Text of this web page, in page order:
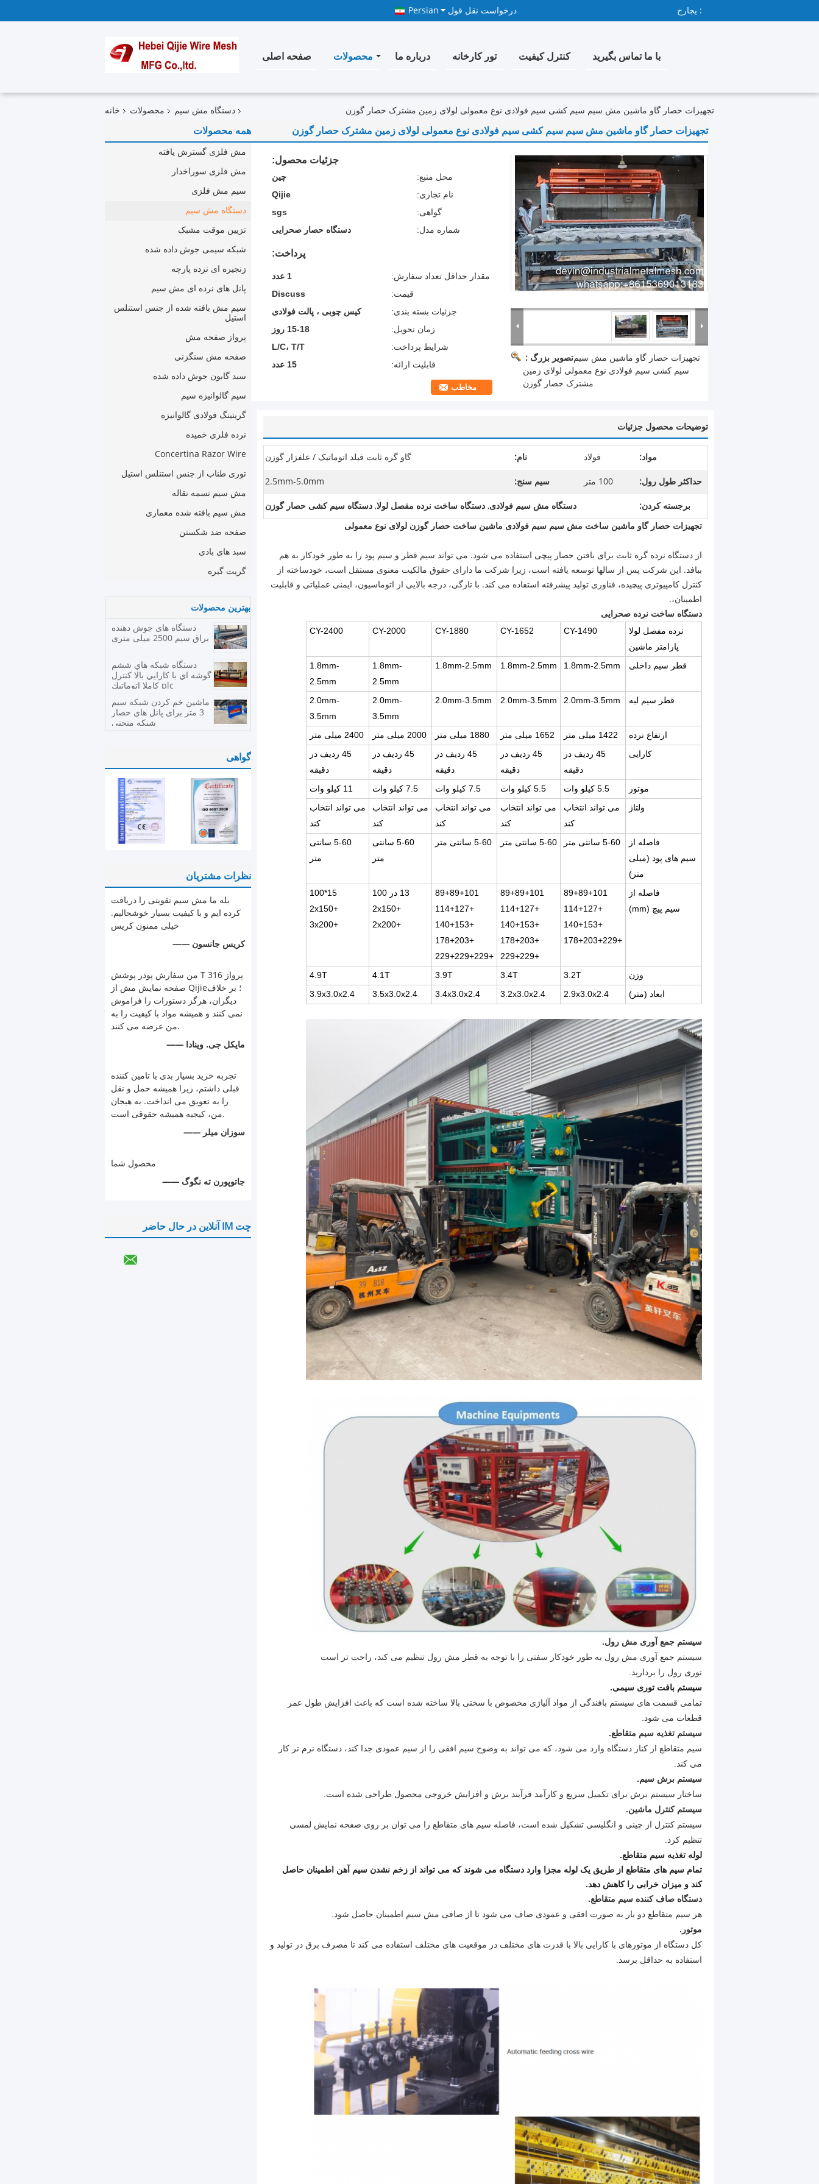
حراجی : درخواست نقل قول Persian
صفحه اصلی محصولات درباره ما تور کارخانه کنترل کیفیت با ما تماس بگیرید
خانه محصولات دستگاه مش سیم تجهیزات حصار گاو ماشین مش سیم سیم کشی سیم فولادی نوع معمولی لولای زمین مشترک حصار گوزن
همه محصولات
مش فلزی گسترش یافته
مش فلزی سوراخدار
سیم مش فلزی
دستگاه مش سیم
تزیین موقت مشبک
شبکه سیمی جوش داده شده
زنجیره ای نرده پارچه
پانل های نرده ای مش سیم
سیم مش بافته شده از جنس استنلس
استیل
پرواز صفحه مش
صفحه مش سنگزنی
سبد گابون جوش داده شده
سیم گالوانیزه سیم
گریتینگ فولادی گالوانیزه
نرده فلزی خمیده
Concertina Razor Wire
توری طناب از جنس استنلس استیل
مش سیم تسمه نقاله
مش سیم بافته شده معماری
صفحه ضد شکستن
سبد های بادی
گریت گیره
بهترین محصولات
دستگاه های جوش دهنده
براق سیم 2500 میلی متری
دستگاه شبكه هاي ششم
گوشه اي با کارايي بالا کنترل
plc کاملا اتوماتيك
ماشین خم کردن شبكه سیم
3 متر برای پانل های حصار
شبكه منحنی
گواهی
نظرات مشتریان
بله ما مش سیم تقویتی را دریافت
کرده ایم و با کیفیت بسیار خوشحالیم.
خیلی ممنون کریس
—— کریس جانسون
من سفارش پودر پوشش T 316 پرواز
صفحه نمایش مش از Qijie؛ بر خلاف
دیگران، هرگز دستورات را فراموش
نمی کنند و همیشه مواد با کیفیت را به
من عرضه می کنند.
—— مایکل جی. وینادا
تجربه خرید بسیار بدی با تامین کننده
قبلی داشتم، زیرا همیشه حمل و نقل
را به تعویق می انداخت. به هیجان
من، کیجیه همیشه حقوقی است.
—— سوزان میلر
محصول شما
—— جاتوپورن ته نگوگ
چت IM آنلاین در حال حاضر
تجهیزات حصار گاو ماشین مش سیم سیم کشی سیم فولادی نوع معمولی لولای زمین مشترک حصار گوزن
تصویر بزرگ :تجهیزات حصار گاو ماشین مش سیم
سیم کشی سیم فولادی نوع معمولی لولای زمین
مشترک حصار گوزن
جزئیات محصول:
محل منبع:
چین
نام تجاری:
Qijie
گواهی:
sgs
شماره مدل:
دستگاه حصار صحرایی
پرداخت:
مقدار حداقل تعداد سفارش:
1 عدد
قیمت:
Discuss
جزئیات بسته بندی:
کیس چوبی ، پالت فولادی
زمان تحویل:
15-18 روز
شرایط پرداخت:
L/C، T/T
قابلیت ارائه:
15 عدد
مخاطب
توضیحات محصول جزئیات
مواد: فولاد نام: گاو گره ثابت فیلد اتوماتیک / علفزار گوزن
حداکثر طول رول: 100 متر سیم سنج: 2.5mm-5.0mm
برجسته کردن: دستگاه مش سیم فولادی, دستگاه ساخت نرده مفصل لولا, دستگاه سیم کشی حصار گوزن
تجهیزات حصار گاو ماشین ساخت مش سیم سیم فولادی ماشین ساخت حصار گوزن لولای نوع معمولی
از دستگاه نرده گره ثابت برای بافتن حصار پیچی استفاده می شود. می تواند سیم قطر و سیم پود را به طور خودکار به هم
ببافد. این شرکت پس از سالها توسعه یافته است، زیرا شرکت ما دارای حقوق مالکیت معنوی مستقل است، خودساخته از
کنترل کامپیوتری پیچیده، فناوری تولید پیشرفته استفاده می کند. با تازگی، درجه بالایی از اتوماسیون، ایمنی عملیاتی و قابلیت
اطمینان،.
دستگاه ساخت نرده صحرایی
نرده مفصل لولا
پارامتر ماشین
CY-1490
CY-1652
CY-1880
CY-2000
CY-2400
قطر سیم داخلی 1.8mm-2.5mm
1.8mm-2.5mm
1.8mm-2.5mm
1.8mm-
2.5mm
1.8mm-
2.5mm
قطر سیم لبه
2.0mm-3.5mm
2.0mm-3.5mm
2.0mm-3.5mm
2.0mm-
3.5mm
2.0mm-
3.5mm
ارتفاع نرده
1422 میلی متر 1652 میلی متر 1880 میلی متر 2000 میلی متر
2400 میلی متر
کارایی
45 ردیف در
دقیقه
45 ردیف در
دقیقه
45 ردیف در
دقیقه
45 ردیف در
دقیقه
45 ردیف در
دقیقه
موتور
5.5 کیلو وات 5.5 کیلو وات 7.5 کیلو وات 7.5 کیلو وات
11 کیلو وات
ولتاژ
می تواند انتخاب
کند
می تواند انتخاب
کند
می تواند انتخاب
کند
می تواند انتخاب
کند
می تواند انتخاب
کند
فاصله از
سیم های پود (میلی
متر)
5-60 سانتی متر 5-60 سانتی متر 5-60 سانتی متر
5-60 سانتی
متر
5-60 سانتی
متر
فاصله از
سیم پیچ (mm)
89+89+101
+114+127
+140+153
+178+203+229
89+89+101
+114+127
+140+153
+178+203
+229+229
89+89+101
+114+127
+140+153
+178+203
+229+229+229
13 در 100
+2x150
+2x200
15*100
+2x150
+3x200
وزن 3.2T
3.4T
3.9T
4.1T
4.9T
ابعاد (متر)
2.9x3.0x2.4
3.2x3.0x2.4
3.4x3.0x2.4
3.5x3.0x2.4
3.9x3.0x2.4
سیستم جمع آوری مش رول.
سیستم جمع آوری مش رول به طور خودکار سفتی را با توجه به قطر مش رول تنظیم می کند، راحت تر است
توری رول را بردارید.
سیستم بافت توری سیمی.
تمامی قسمت های سیستم بافندگی از مواد آلیاژی مخصوص با سختی بالا ساخته شده است که باعث افزایش طول عمر
قطعات می شود.
سیستم تغذیه سیم متقاطع.
سیم متقاطع از کنار دستگاه وارد می شود، که می تواند به وضوح سیم افقی را از سیم عمودی جدا کند، دستگاه نرم تر کار
می کند.
سیستم برش سیم.
ساختار سیستم برش برای تکمیل سریع و کارآمد فرآیند برش و افزایش خروجی محصول طراحی شده است.
سیستم کنترل ماشین.
سیستم کنترل از چینی و انگلیسی تشکیل شده است، فاصله سیم های متقاطع را می توان بر روی صفحه نمایش لمسی
تنظیم کرد.
لوله تغذیه سیم متقاطع.
تمام سیم های متقاطع از طریق یک لوله مجزا وارد دستگاه می شوند که می تواند از زخم نشدن سیم آهن اطمینان حاصل
کند و میزان خرابی را کاهش دهد.
دستگاه صاف کننده سیم متقاطع.
هر سیم متقاطع دو بار به صورت افقی و عمودی صاف می شود تا از صافی مش سیم اطمینان حاصل شود.
موتور.
کل دستگاه از موتورهای با کارایی بالا با قدرت های مختلف در موقعیت های مختلف استفاده می کند تا مصرف برق در تولید و
استفاده به حداقل برسد.